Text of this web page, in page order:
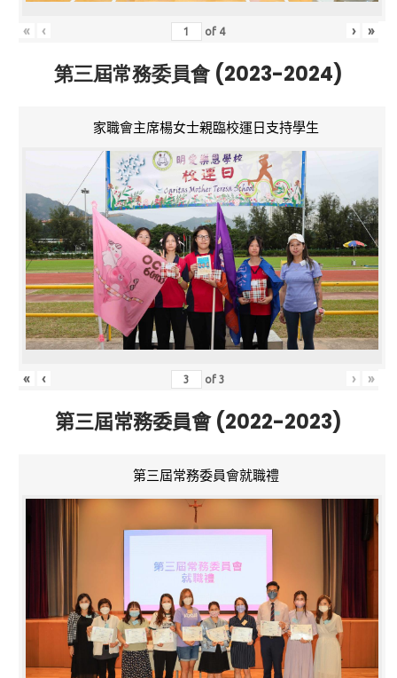
« ‹ of 4 › »
第三屆常務委員會 (2023-2024)
家職會主席楊女士親臨校運日支持學生
« ‹ of3 › »
第三屆常務委員會 (2022-2023)
第三屆常務委員會就職禮